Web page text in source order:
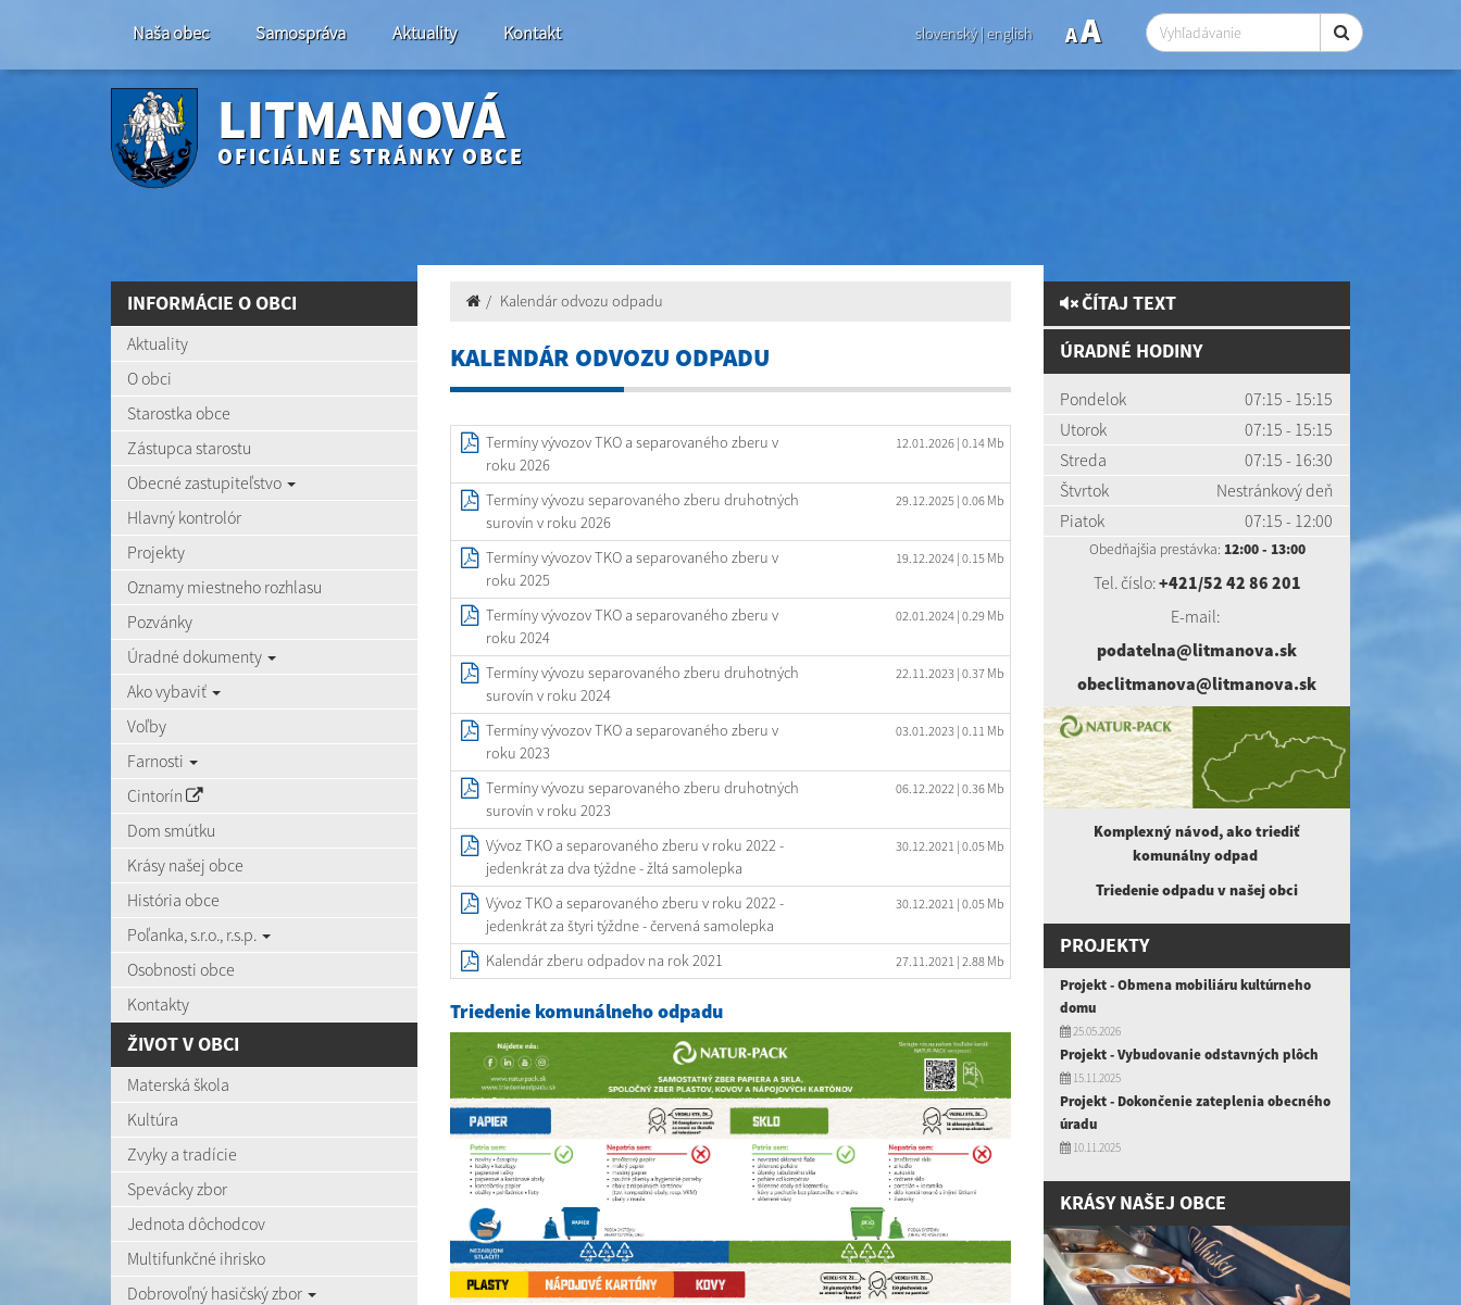
Naša obec Samospráva Aktuality Kontakt slovenský|english AA
LITMANOVÁ
OFICIÁLNE STRÁNKY OBCE
INFORMÁCIE O OBCI
Aktuality
O obci
Starostka obce
Zástupca starostu
Obecné zastupiteľstvo
Hlavný kontrolór
Projekty
Oznamy miestneho rozhlasu
Pozvánky
Úradné dokumenty
Ako vybaviť
Voľby
Farnosti
Cintorín
Dom smútku
Krásy našej obce
História obce
Poľanka, s.r.o., r.s.p.
Osobnosti obce
Kontakty
ŽIVOT V OBCI
Materská škola
Kultúra
Zvyky a tradície
Spevácky zbor
Jednota dôchodcov
Multifunkčné ihrisko
Dobrovoľný hasičský zbor
Kalendár odvozu odpadu
KALENDÁR ODVOZU ODPADU
Termíny vývozov TKO a separovaného zberu v
roku 2026
12.01.2026 | 0.14 Mb
Termíny vývozu separovaného zberu druhotných
surovín v roku 2026
29.12.2025 | 0.06 Mb
Termíny vývozov TKO a separovaného zberu v
roku 2025
19.12.2024 | 0.15 Mb
Termíny vývozov TKO a separovaného zberu v
roku 2024
02.01.2024 | 0.29 Mb
Termíny vývozu separovaného zberu druhotných
surovín v roku 2024
22.11.2023 | 0.37 Mb
Termíny vývozov TKO a separovaného zberu v
roku 2023
03.01.2023 | 0.11 Mb
Termíny vývozu separovaného zberu druhotných
surovín v roku 2023
06.12.2022 | 0.36 Mb
Vývoz TKO a separovaného zberu v roku 2022 -
jedenkrát za dva týždne - žltá samolepka
30.12.2021 | 0.05 Mb
Vývoz TKO a separovaného zberu v roku 2022 -
jedenkrát za štyri týždne - červená samolepka
30.12.2021 | 0.05 Mb
Kalendár zberu odpadov na rok 2021 27.11.2021 | 2.88 Mb
Triedenie komunálneho odpadu
ČÍTAJ TEXT
ÚRADNÉ HODINY
Pondelok
07:15 - 15:15
Utorok
07:15 - 15:15
Streda
07:15 - 16:30
Štvrtok
Nestránkový deň
Piatok
07:15 - 12:00
Obedňajšia prestávka: 12:00 - 13:00
Tel. číslo:+421/52 42 86 201
E-mail:
podatelna@litmanova.sk
obeclitmanova@litmanova.sk
Komplexný návod, ako triediť
komunálnyodpad
Triedenie odpadu v našej obci
PROJEKTY
Projekt - Obmena mobiliáru kultúrneho
domu
25.05.2026
Projekt - Vybudovanie odstavných plôch
15.11.2025
Projekt - Dokončenie zateplenia obecného
úradu
10.11.2025
KRÁSY NAŠEJ OBCE